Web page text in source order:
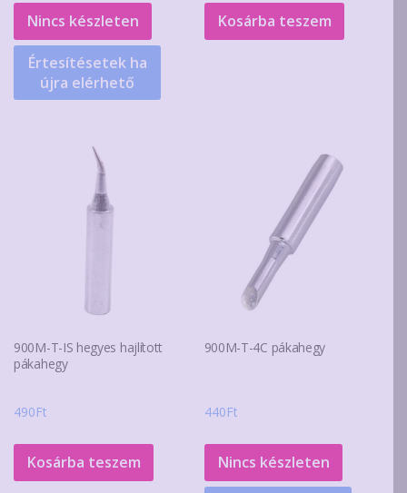
Nincs készleten
Értesítésetek ha
újra elérhető
Kosárba teszem
900M-T-IS hegyes hajlított
pákahegy
490Ft
Kosárba teszem
900M-T-4C pákahegy
440Ft
Nincs készleten